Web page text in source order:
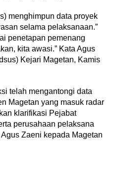
menghimpun data proyek
selama pelaksanaan.”
penetapan pemenang
kita awasi.” Kata Agus
Kejari Magetan, Kamis
telah mengantongi data
Magetan yang masuk radar
klarifikasi Pejabat
perusahaan pelaksana
Zaeni kepada Magetan